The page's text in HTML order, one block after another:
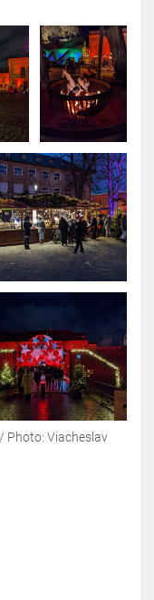
Photo: Viacheslav